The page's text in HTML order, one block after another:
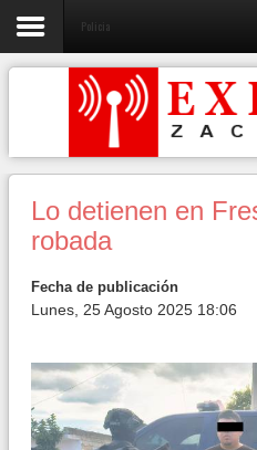
Policia
Lo detienen en
robada
Fecha de publicación
Lunes, 25 Agosto 2025 18:06